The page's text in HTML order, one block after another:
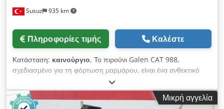
τιμή είναι καθαρή (netto) και ισχύει για εξαγωγή ή επιχειρήσεις.
λάβετε την καλύτερη τιμή σας, παρακαλούμε επικοινωνήστε
απευθείας τηλεφωνικά :)
Susuz 935 km
Πληροφορίες τιμής Καλέστε
Κατάσταση: καινούργιο, Το πιρούνι Galen CAT 988,
σχεδιασμένο για τη φόρτωση μαρμάρου, είναι ένα ανθεκτικό
εξάρτημα για εκσκαφείς με τροχούς, κατασκευασμένο για την
ασφαλή και αποτελεσματική μεταφορά μπλοκ μαρμάρου.
Διαθέτει ενισχυμένη χαλύβδινη κατασκευή, προσαρμόζεται
Μικρή αγγελία